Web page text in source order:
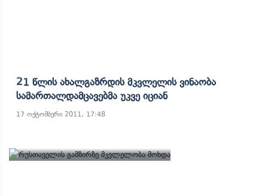
21 Წლის Ახალგაზრდის Მკვლელის Ვინაობა
Სამართალდამცავებმა Უკვე Იციან
17 ოქტომბერი 2011, 17:48